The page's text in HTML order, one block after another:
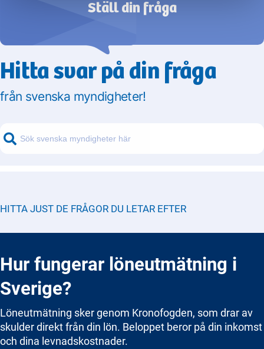
Ställ din fråga
Hitta svar på din fråga
från svenska myndigheter!
HITTA JUST DE FRÅGOR DU LETAR EFTER
Hur fungerar löneutmätning i
Sverige?
Löneutmätning sker genom Kronofogden, som drar av
skulder direkt från din lön. Beloppet beror på din inkomst
och dina levnadskostnader.